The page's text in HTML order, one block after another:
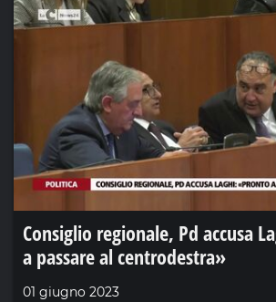
Consiglio regionale, Pd accusa
a passare al centrodestra»
01 giugno 2023